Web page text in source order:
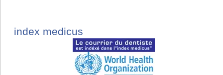
index medicus